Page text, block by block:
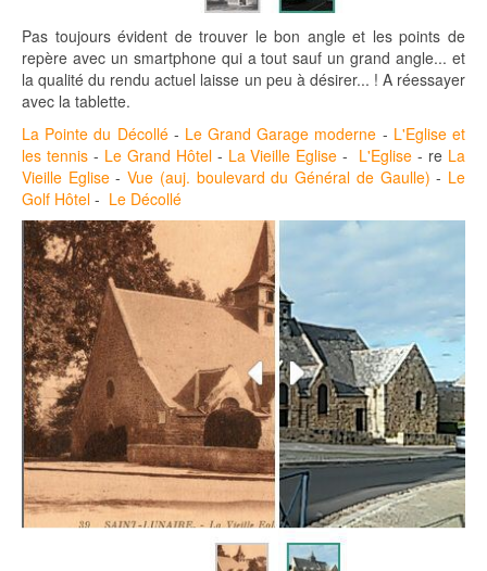
Pas toujours évident de trouver le bon angle et les points de
repère avec un smartphone qui a tout sauf un grand angle... et
la qualité du rendu actuel laisse un peu à désirer... ! A réessayer
avec la tablette.
La Pointe du Décollé - Le Grand Garage moderne - L'Eglise et
les tennis- Le Grand Hôtel- La Vieille Eglise - L'Eglise - re La
Vieille Eglise-Vue (auj. boulevard du Général de Gaulle) - Le
Golf Hôtel - Le Décollé